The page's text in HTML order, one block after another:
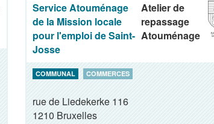
Service Atouménage
de la Mission locale
pour l'emploi de Saint-
Josse
Atelier de
repassage
Atouménage
COMMUNAL COMMERCES
rue de Liedekerke 116
1210Bruxelles